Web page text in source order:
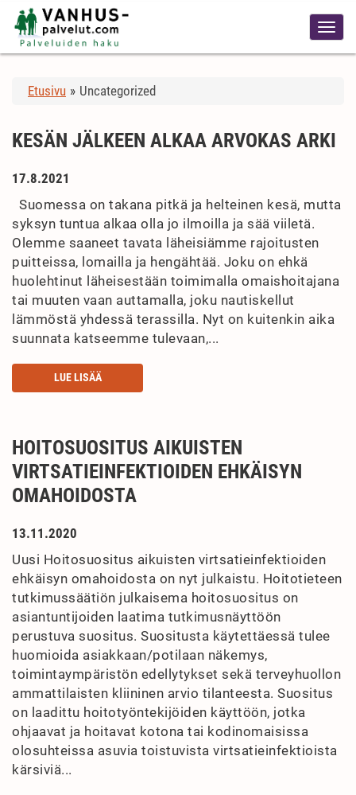
Etusivu » Uncategorized
KESÄN JÄLKEEN ALKAA ARVOKAS ARKI
17.8.2021
Suomessa on takana pitkä ja helteinen kesä, mutta
syksyn tuntua alkaa olla jo ilmoilla ja sää viiletä.
Olemme saaneet tavata läheisiämme rajoitusten
puitteissa, lomailla ja hengähtää. Joku on ehkä
huolehtinut läheisestään toimimalla omaishoitajana
tai muuten vaan auttamalla, joku nautiskellut
lämmöstä yhdessä terassilla. Nyt on kuitenkin aika
suunnata katseemme tulevaan,...
LUE LISÄÄ
HOITOSUOSITUS AIKUISTEN
VIRTSATIEINFEKTIOIDEN EHKÄISYN
OMAHOIDOSTA
13.11.2020
Uusi Hoitosuositus aikuisten virtsatieinfektioiden
ehkäisyn omahoidosta on nyt julkaistu. Hoitotieteen
tutkimussäätiön julkaisema hoitosuositus on
asiantuntijoiden laatima tutkimusnäyttöön
perustuva suositus. Suositusta käytettäessä tulee
huomioida asiakkaan/potilaan näkemys,
toimintaympäristön edellytykset sekä terveyhuollon
ammattilaisten kliininen arvio tilanteesta. Suositus
on laadittu hoitotyöntekijöiden käyttöön, jotka
ohjaavat ja hoitavat kotona tai kodinomaisissa
olosuhteissa asuvia toistuvista virtsatieinfektioista
kärsiviä...